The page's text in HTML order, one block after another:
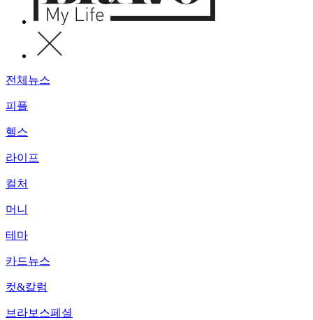
전체뉴스
피플
헬스
라이프
컬처
머니
테마
카드뉴스
컷&칼럼
브라보스페셜